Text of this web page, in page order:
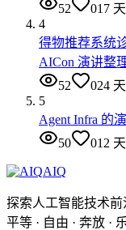
52
017
4
得物推荐系统
AICon 演讲整
52
024
5
Agent Infra 的
50
012
AIQ
探索人工智能技术前
平等 · 自由 · 奔放 ·